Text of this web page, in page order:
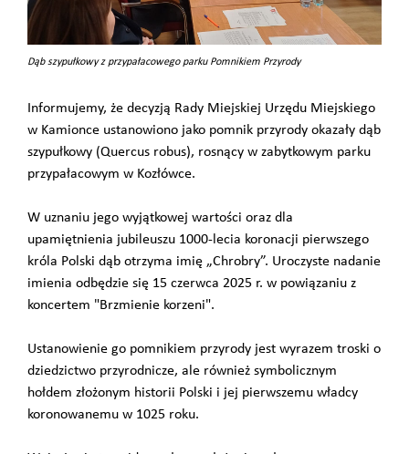
Dąb szypułkowy z przypałacowego parku Pomnikiem Przyrody
Informujemy, że decyzją Rady Miejskiej Urzędu Miejskiego
w Kamionce ustanowiono jako pomnik przyrody okazały dąb
szypułkowy (Quercus robus), rosnący w zabytkowym parku
przypałacowym w Kozłówce.
W uznaniu jego wyjątkowej wartości oraz dla
upamiętnienia jubileuszu 1000-lecia koronacji pierwszego
króla Polski dąb otrzyma imię „Chrobry”. Uroczyste nadanie
imienia odbędzie się 15 czerwca 2025 r. w powiązaniu z
koncertem "Brzmienie korzeni".
Ustanowienie go pomnikiem przyrody jest wyrazem troski o
dziedzictwo przyrodnicze, ale również symbolicznym
hołdem złożonym historii Polski i jej pierwszemu władcy
koronowanemu w 1025 roku.